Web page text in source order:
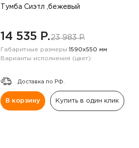
Тумба Сиэтл ,бежевый
14 535 P.23 983 P.
Габаритные размеры:1590х550 мм
Варианты исполнения (цвет):
Доставка по РФ.
В корзину Купить в один клик